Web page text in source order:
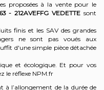
proposées à la vente pour le
- 212AVEFFG VEDETTE sont
finis et les SAV des grandes
ne sont pas voués aux
d'une simple pièce détachée
et écologique. Et pour vos
le réflexe NPM.fr
à l’allongement de la durée de